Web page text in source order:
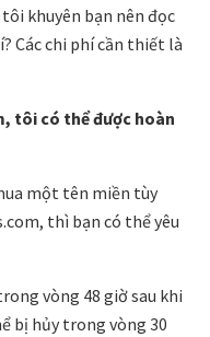
khuyên bạn nên đọc
Các chi phí cần thiết là
tôi có thể được hoàn
một tên miền tùy
thì bạn có thể yêu
vòng 48 giờ sau khi
bị hủy trong vòng 30